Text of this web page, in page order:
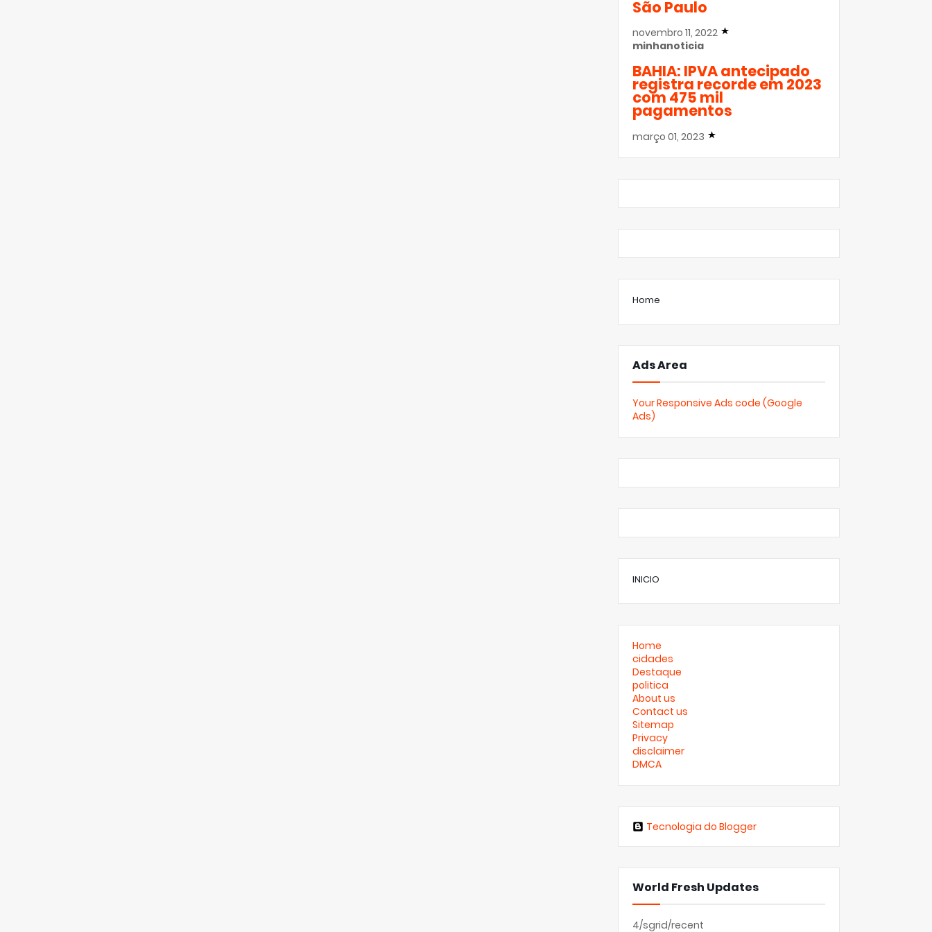
São Paulo
novembro 11, 2022
minhanoticia
BAHIA: IPVA antecipado
registra recorde em 2023
com 475 mil
pagamentos
março 01, 2023
Home
Ads Area
Your Responsive Ads code (Google
Ads)
INICIO
Home
cidades
Destaque
politica
About us
Contact us
Sitemap
Privacy
disclaimer
DMCA
Tecnologia do Blogger
World Fresh Updates
4/sgrid/recent